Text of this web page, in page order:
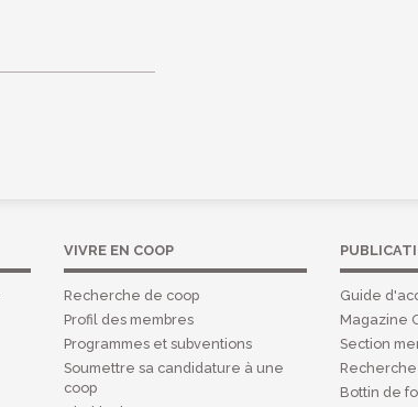
VIVRE EN COOP
Recherche de coop
Profil des membres
Programmes et subventions
Soumettre sa candidature à une
coop
Guide
Magazine
Section
Bottin de